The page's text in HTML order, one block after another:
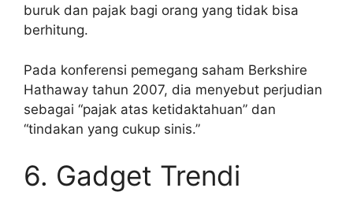
buruk dan pajak bagi orang yang tidak bisa
berhitung.
Pada konferensi pemegang saham Berkshire
Hathaway tahun 2007, dia menyebut perjudian
sebagai “pajak atas ketidaktahuan” dan
“tindakan yang cukup sinis.”
6. Gadget Trendi